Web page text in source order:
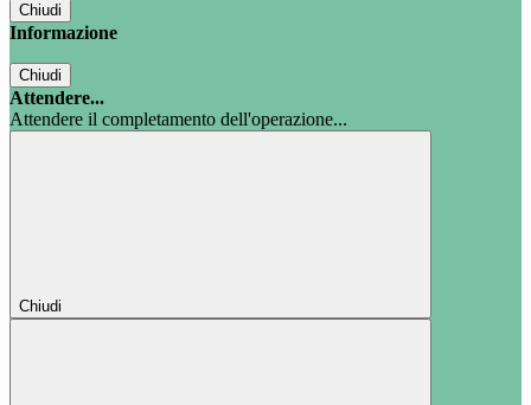
Chiudi
Informazione
Chiudi
Attendere...
Attendere il completamento dell'operazione...
Chiudi